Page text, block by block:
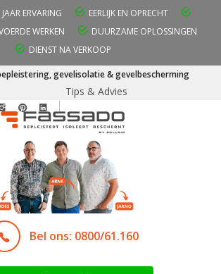
ERVARING
EERLIJK EN OPRECHT
WERKEN
DUURZAME OPLOSSINGEN
DIENST NA VERKOOP
gevelisolatie & gevelbescherming
Tips & Advies
Bel ons: 0800/61.160